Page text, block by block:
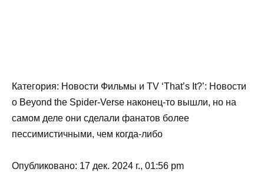
Категория: Новости Фильмы и TV ‘That’s It?’: Новости
о Beyond the Spider-Verse наконец-то вышли, но на
самом деле они сделали фанатов более
пессимистичными, чем когда-либо
Опубликовано: 17 дек. 2024 г., 01:56 pm